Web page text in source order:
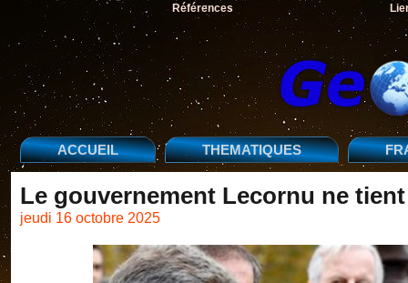
Références
ACCUEIL THEMATIQUES
Le gouvernement Lecornu ne
jeudi 16 octobre 2025